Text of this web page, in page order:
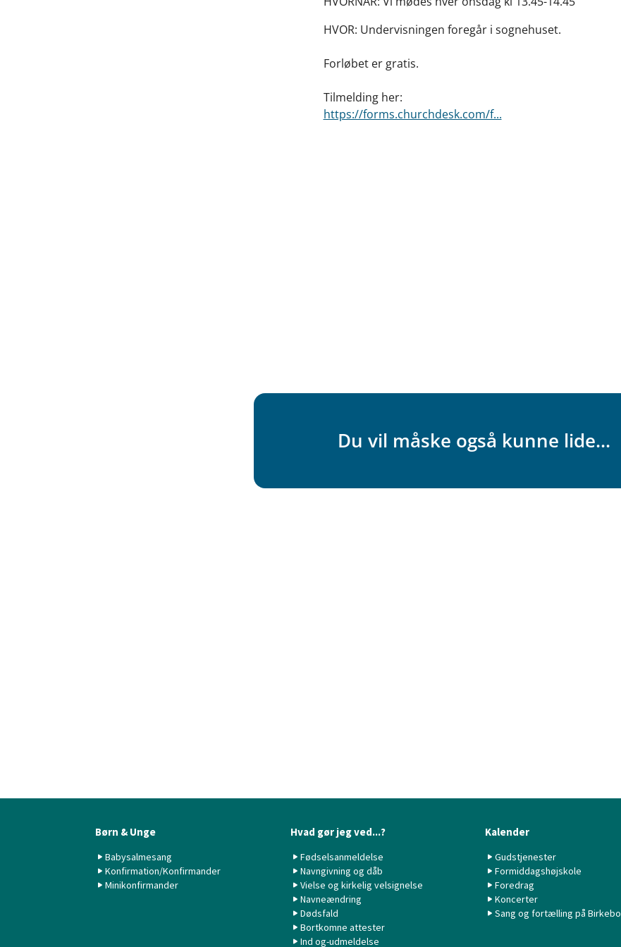
HVOR: Undervisningen foregår i sognehuset.
Forløbet er gratis.
Tilmelding her:
https://forms.churchdesk.com/f...
Du vil måske også kunne lide...
Børn & Unge
Babysalmesang
Konfirmation/Konfirmander
Minikonfirmander
Hvad gør jeg ved...?
Fødselsanmeldelse
Navngivning og dåb
Vielse og kirkelig velsignelse
Navneændring
Dødsfald
Bortkomne attester
Ind og-udmeldelse
Kalender
Gudstjenester
Formiddagshøjskole
Foredrag
Koncerter
Sang og fortælling på Birkebo